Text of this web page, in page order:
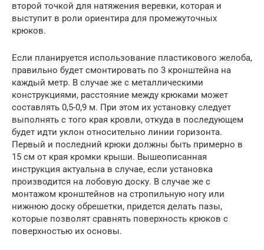
второй точкой для натяжения веревки, которая и
выступит в роли ориентира для промежуточных
крюков.
Если планируется использование пластикового желоба,
правильно будет смонтировать по 3 кронштейна на
каждый метр. В случае же с металлическими
конструкциями, расстояние между крюками может
составлять 0,5-0,9 м. При этом их установку следует
выполнять с того края кровли, откуда в последующем
будет идти уклон относительно линии горизонта.
Первый и последний крюки должны быть примерно в
15 см от края кромки крыши. Вышеописанная
инструкция актуальна в случае, если установка
производится на лобовую доску. В случае же с
монтажом кронштейнов на стропильную ногу или
нижнюю доску обрешетки, придется делать пазы,
которые позволят сравнять поверхность крюков с
поверхностью их основы.